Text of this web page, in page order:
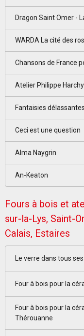
Dragon Saint Omer -
WARDA La cité des
Chansons de France
Atelier Philippe Harchy
Fantaisies délassantes
Ceci est une question
Alma Naygrin
An-Keaton
Fours à bois et
sur-la-Lys, Saint-
Calais, Estaires
Le verre dans tous
Four à bois pour la
Four à bois pour la
Thérouanne